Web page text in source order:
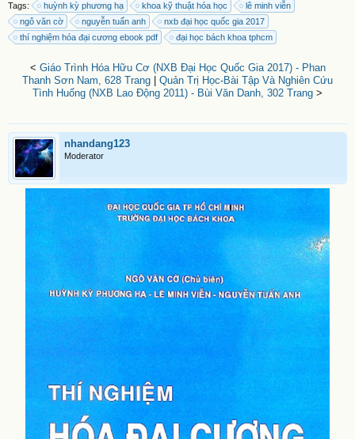
Tags: huỳnh kỳ phương hạ khoa kỹ thuật hóa học
lê minh viễn
ngô văn cờ
nguyễn tuấn anh
nxb đại học quốc gia 2017
thí nghiệm hóa đại cương ebook pdf
đại học bách khoa tphcm
< Giáo Trình Hóa Hữu Cơ (NXB Đại Học Quốc Gia 2017) - Phan
Thanh Sơn Nam, 628 Trang
Quản Trị Học-Bài Tập Và Nghiên Cứu
Tình Huống (NXB Lao Động 2011) - Bùi Văn Danh, 302 Trang >
nhandang123
Moderator